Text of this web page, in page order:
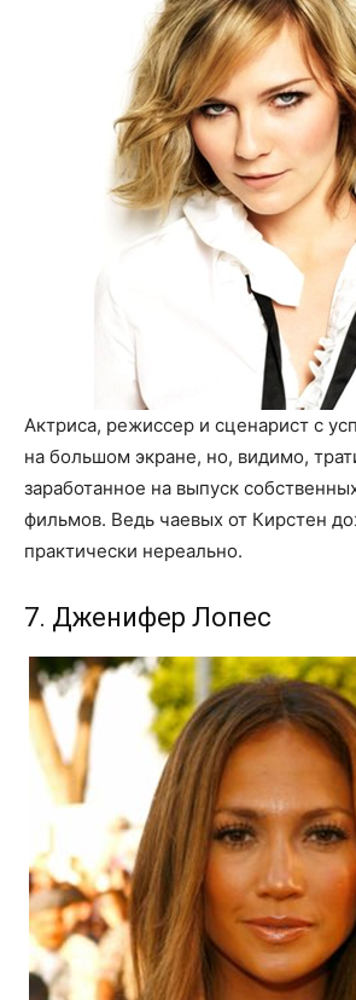
Актриса, режиссер и сценарист с
на большом экране, но, видимо,
заработанное на выпуск
фильмов. Ведь чаевых от Кирстен
практически нереально.
7. Дженифер Лопес